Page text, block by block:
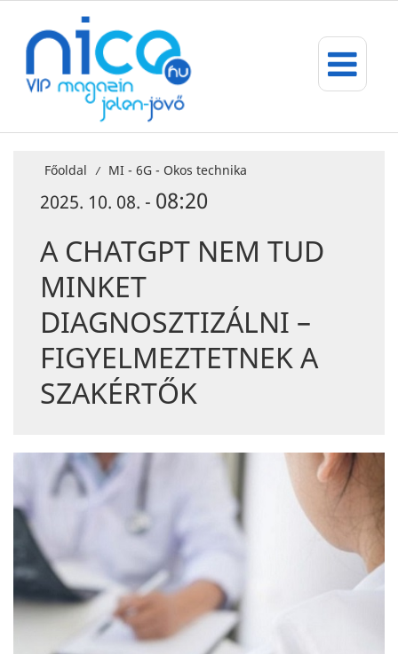
Főoldal / MI - 6G - Okos technika
2025. 10. 08. - 08:20
A CHATGPT NEM TUD
MINKET
DIAGNOSZTIZÁLNI –
FIGYELMEZTETNEK A
SZAKÉRTŐK